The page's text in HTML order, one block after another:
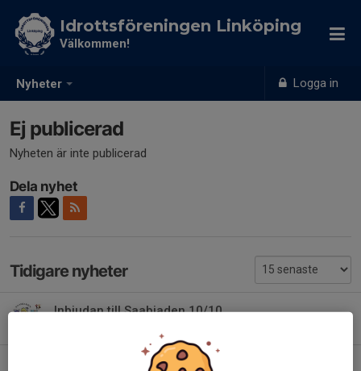
Nyheter Logga in
Idrottsföreningen Linköping
Välkommen!
Ej publicerad
Nyheten är inte publicerad
Dela nyhet
Tidigare nyheter
Inbjudan till Saabiaden 10/10
Tannefors stafetten 25/8